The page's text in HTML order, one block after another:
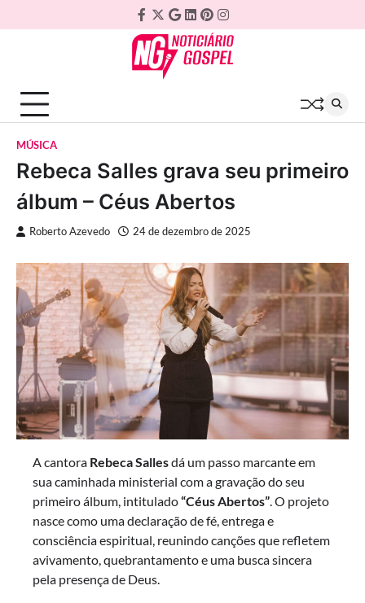
to
Facebook
Twitter
Google
Plus
Linkedin
Pinterest
Instagram
MÚSICA
Rebeca Salles grava seu primeiro
álbum – Céus Abertos
Roberto Azevedo 24 de dezembro de 2025
A cantora Rebeca Sallesdá um passo marcante em
sua caminhada ministerial com a gravação do seu
primeiro álbum, intitulado“Céus Abertos”. O projeto
nasce como uma declaração de fé, entrega e
consciência espiritual, reunindo canções que refletem
avivamento, quebrantamento e uma busca sincera
pela presença de Deus.